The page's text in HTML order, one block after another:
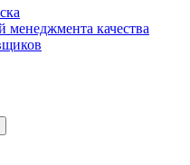
менеджмента качества